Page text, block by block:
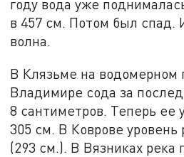
году вода уже
в 457 см. Потом был спад.
волна.
В Клязьме на водомерном
Владимире сода за
8 сантиметров. Теперь ее
305 см. В Коврове уровень
(293 см.). В Вязниках река